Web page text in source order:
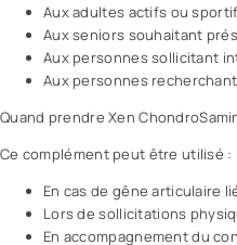
Aux adultes actifs ou
Aux seniors souhaitant
Aux personnes sollicitant
Aux personnes
Quand prendre Xen
Ce complément peut être utilisé :
En cas de gêne articulaire
Lors de sollicitations
En accompagnement du